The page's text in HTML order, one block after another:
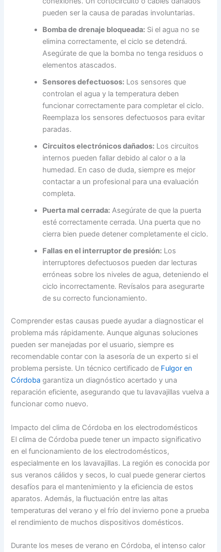
pueden ser la causa de paradas involuntarias.
Bomba de drenaje bloqueada: Si el agua no se
elimina correctamente, el ciclo se detendrá.
Asegúrate de que la bomba no tenga residuos o
elementos atascados.
Sensores defectuosos: Los sensores que
controlan el agua y la temperatura deben
funcionar correctamente para completar el ciclo.
Reemplaza los sensores defectuosos para evitar
paradas.
Circuitos electrónicos dañados: Los circuitos
internos pueden fallar debido al calor o a la
humedad. En caso de duda, siempre es mejor
contactar a un profesional para una evaluación
completa.
Puerta mal cerrada: Asegúrate de que la puerta
esté correctamente cerrada. Una puerta que no
cierra bien puede detener completamente el ciclo.
Fallas en el interruptor de presión: Los
interruptores defectuosos pueden dar lecturas
erróneas sobre los niveles de agua, deteniendo el
ciclo incorrectamente. Revísalos para asegurarte
de su correcto funcionamiento.
Comprender estas causas puede ayudar a diagnosticar el
problema más rápidamente. Aunque algunas soluciones
pueden ser manejadas por el usuario, siempre es
recomendable contar con la asesoría de un experto si el
problema persiste. Un técnico certificado de Fulgor en
Córdoba garantiza un diagnóstico acertado y una
reparación eficiente, asegurando que tu lavavajillas vuelva a
funcionar como nuevo.
Impacto del clima de Córdoba en los electrodomésticos
El clima de Córdoba puede tener un impacto significativo
en el funcionamiento de los electrodomésticos,
especialmente en los lavavajillas. La región es conocida por
sus veranos cálidos y secos, lo cual puede generar ciertos
desafíos para el mantenimiento y la eficiencia de estos
aparatos. Además, la fluctuación entre las altas
temperaturas del verano y el frío del invierno pone a prueba
el rendimiento de muchos dispositivos domésticos.
Durante los meses de verano en Córdoba, el intenso calor